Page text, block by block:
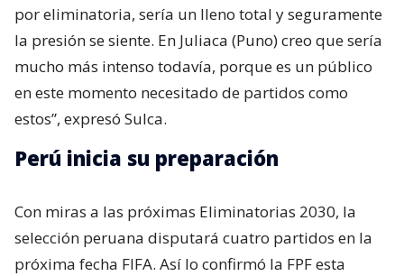
por eliminatoria, sería un lleno total y seguramente
la presión se siente. En Juliaca (Puno) creo que sería
mucho más intenso todavía, porque es un público
en este momento necesitado de partidos como
estos”, expresó Sulca.
Perú inicia su preparación
Con miras a las próximas Eliminatorias 2030, la
selección peruana disputará cuatro partidos en la
próxima fecha FIFA. Así lo confirmó la FPF esta